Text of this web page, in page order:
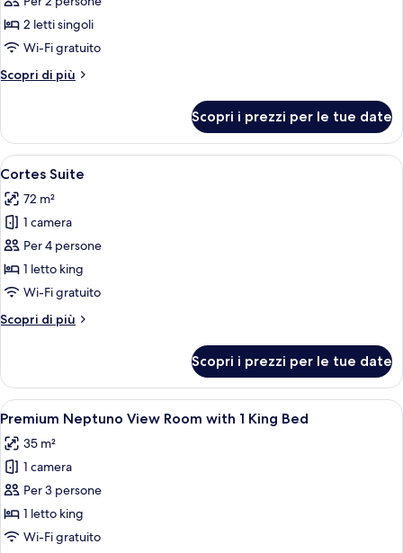
Deluxe
Room
2
2 letti singoli
Wi-Fi gratuito
Scopri di più
Altri
Room
with
2
Beds
Scopri i prezzi per le tue date
Apri
tutte
le
foto
per
Cortes
Suite
Un'area pranzo con un tavolo
7
Cortes Suite
72 m²
1 camera
Per 4 persone
1 letto king
Wi-Fi gratuito
Scopri di più
Altri
Suite
Scopri i prezzi per le tue date
Apri
tutte
le
foto
per
Premium
Neptuno
Una camera da letto con un letto
5
Premium Neptuno View Room with 1 King Bed
35 m²
1 camera
Per 3 persone
1 letto king
Wi-Fi gratuito